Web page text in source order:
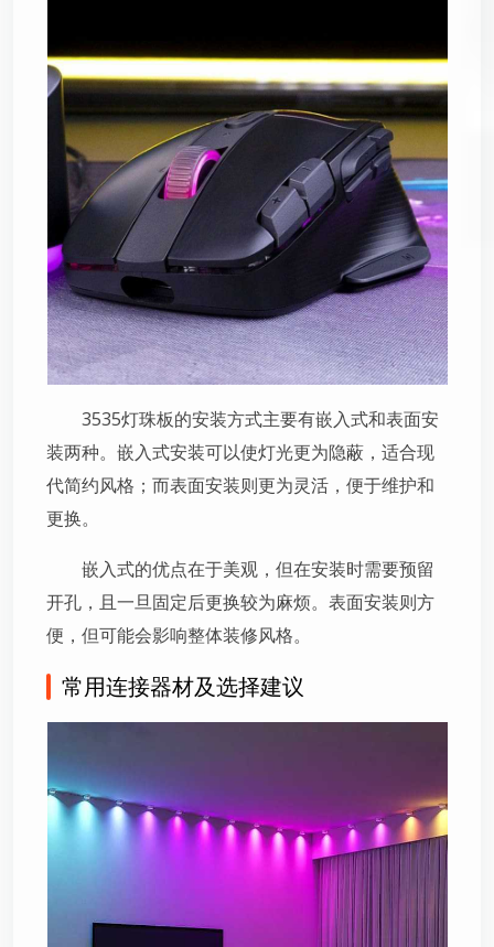
3535灯珠板的安装方式主要有嵌入式和表面安
装两种。嵌入式安装可以使灯光更为隐蔽，适合现
代简约风格；而表面安装则更为灵活，便于维护和
更换。
嵌入式的优点在于美观，但在安装时需要预留
开孔，且一旦固定后更换较为麻烦。表面安装则方
便，但可能会影响整体装修风格。
常用连接器材及选择建议